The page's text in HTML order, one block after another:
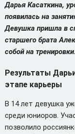
Дарья Касаткина,
появилась на
Девушка пришла в
старшего брата
собой на тренировки.
Результаты
этапе карьеры
В 14 лет девушка
среди юниоров.
позволило